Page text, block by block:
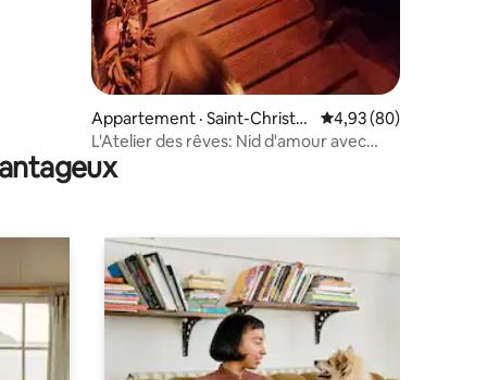
Appartement · Saint-Christol
-lès-Alès
Note moyenne de
4,93 (80)
L'Atelier des rêves: Nid d'amour avec
Jacuzzi Alès